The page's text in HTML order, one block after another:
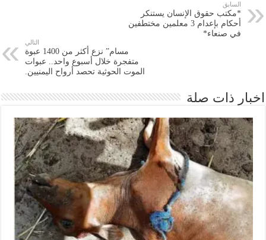
السابق
*مكتب حقوق الإنسان يستنكر
أحكام بإعدام 3 معلمين مختطفين
في صنعاء*
التالي
مسام” نزع أكثر من 1400 عبوة
متفجرة خلال أسبوع واحد.. عبوات
الموت الحوثية تحصد أرواح اليمنيين.
اخبار ذات صلة